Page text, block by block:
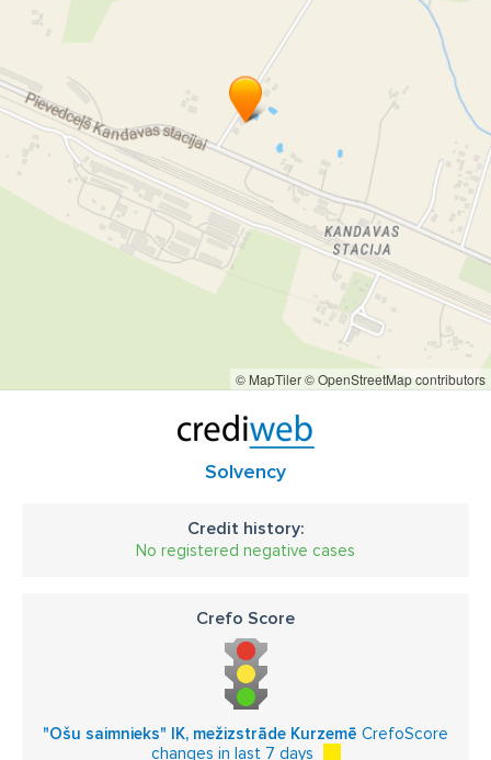
© MapTiler© OpenStreetMap contributors
Solvency
Credit history:
No registered negative cases
Crefo Score
"Ošu saimnieks" IK, mežizstrāde Kurzemē CrefoScore
changes in last 7 days